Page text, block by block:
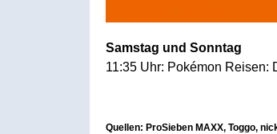
Samstag und Sonntag
11:35 Uhr: Pokémon Reisen:
Quellen: ProSieben MAXX, Toggo,